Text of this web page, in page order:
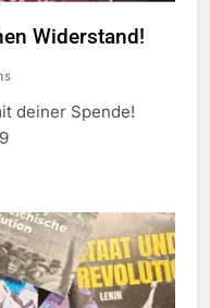
Widerstand!
deiner Spende!